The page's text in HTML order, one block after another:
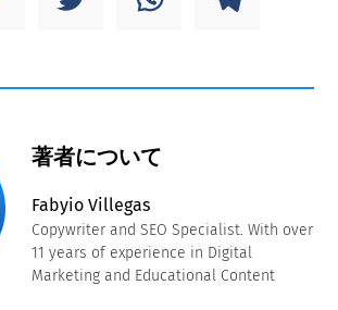
著者について
Fabyio Villegas
Copywriter and SEO Specialist. With over
11 years of experience in Digital
Marketing and Educational Content